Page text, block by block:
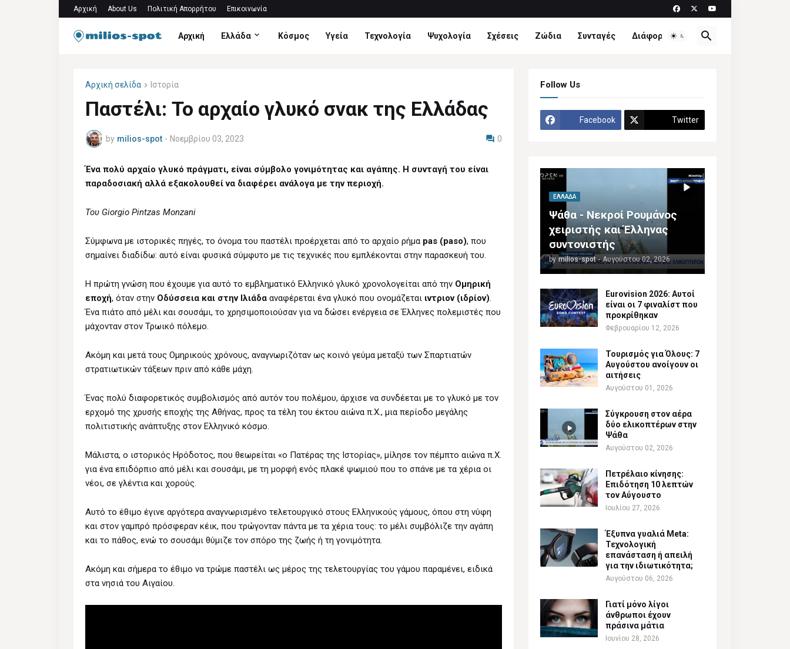
Αρχική About Us Πολιτική Απορρήτου Επικοινωνία
Αρχική Ελλάδα Κόσμος Υγεία Τεχνολογία Ψυχολογία Σχέσεις Ζώδια Συνταγές Διάφορα
Αρχική σελίδα Ιστορία
Παστέλι: Το αρχαίο γλυκό σνακ της Ελλάδας
by milios-spot - Νοεμβρίου 03, 2023 0
Ένα πολύ αρχαίο γλυκό πράγματι, είναι σύμβολο γονιμότητας και αγάπης. Η συνταγή του είναι
παραδοσιακή αλλά εξακολουθεί να διαφέρει ανάλογα με την περιοχή.
Του Giorgio Pintzas Monzani
Σύμφωνα με ιστορικές πηγές, το όνομα του παστέλι προέρχεται από το αρχαίο ρήμα pas (paso), που
σημαίνει διαδίδω: αυτό είναι φυσικά σύμφυτο με τις τεχνικές που εμπλέκονται στην παρασκευή του.
Η πρώτη γνώση που έχουμε για αυτό το εμβληματικό Ελληνικό γλυκό χρονολογείται από την Ομηρική
εποχή, όταν στην Οδύσσεια και στην Ιλιάδα αναφέρεται ένα γλυκό που ονομάζεται ιντριον (ιδρίον).
Ένα πιάτο από μέλι και σουσάμι, το χρησιμοποιούσαν για να δώσει ενέργεια σε Έλληνες πολεμιστές που
μάχονταν στον Τρωικό πόλεμο.
Ακόμη και μετά τους Ομηρικούς χρόνους, αναγνωριζόταν ως κοινό γεύμα μεταξύ των Σπαρτιατών
στρατιωτικών τάξεων πριν από κάθε μάχη.
Ένας πολύ διαφορετικός συμβολισμός από αυτόν του πολέμου, άρχισε να συνδέεται με το γλυκό με τον
ερχομό της χρυσής εποχής της Αθήνας, προς τα τέλη του έκτου αιώνα π.Χ., μια περίοδο μεγάλης
πολιτιστικής ανάπτυξης στον Ελληνικό κόσμο.
Μάλιστα, ο ιστορικός Ηρόδοτος, που θεωρείται «ο Πατέρας της Ιστορίας», μίλησε τον πέμπτο αιώνα π.Χ.
για ένα επιδόρπιο από μέλι και σουσάμι, με τη μορφή ενός πλακέ ψωμιού που το σπάνε με τα χέρια οι
νέοι, σε γλέντια και χορούς.
Αυτό το έθιμο έγινε αργότερα αναγνωρισμένο τελετουργικό στους Ελληνικούς γάμους, όπου στη νύφη
και στον γαμπρό πρόσφεραν κέικ, που τρώγονταν πάντα με τα χέρια τους: το μέλι συμβόλιζε την αγάπη
και το πάθος, ενώ το σουσάμι θύμιζε τον σπόρο της ζωής ή τη γονιμότητα.
Ακόμη και σήμερα το έθιμο να τρώμε παστέλι ως μέρος της τελετουργίας του γάμου παραμένει, ειδικά
στα νησιά του Αιγαίου.
Follow Us
Facebook Twitter
ΕΛΛΆΔΑ
Ψάθα - Νεκροί Ρουμάνος
χειριστής και Έλληνας
συντονιστής
by milios-spot - Αυγούστου 02, 2026
Eurovision 2026: Αυτοί
είναι οι 7 φιναλίστ που
προκρίθηκαν
Φεβρουαρίου 12, 2026
Τουρισμός για Όλους: 7
Αυγούστου ανοίγουν οι
αιτήσεις
Αυγούστου 01, 2026
Σύγκρουση στον αέρα
δύο ελικοπτέρων στην
Ψάθα
Αυγούστου 02, 2026
Πετρέλαιο κίνησης:
Επιδότηση 10 λεπτών
τον Αύγουστο
Ιουλίου 27, 2026
Έξυπνα γυαλιά Meta:
Τεχνολογική
επανάσταση ή απειλή
για την ιδιωτικότητα;
Αυγούστου 06, 2026
Γιατί μόνο λίγοι
άνθρωποι έχουν
πράσινα μάτια
Ιουνίου 28, 2026